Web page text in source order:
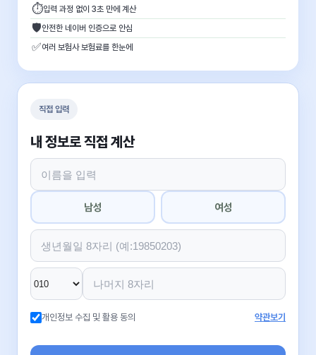
⏱입력 과정 없이 3초 만에 계산
🛡안전한 네이버 인증으로 안심
✅여러 보험사 보험료를 한눈에
직접 입력
내 정보로 직접 계산
남성 여성
개인정보 수집 및 활용 동의 약관보기